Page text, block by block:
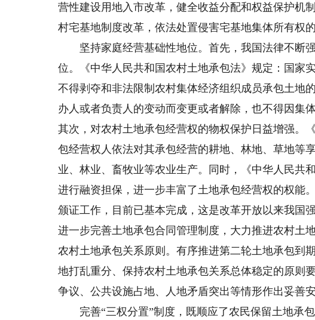
营性建设用地入市改革，健全收益分配和权益保护机
村宅基地制度改革，依法处置侵害宅基地集体所有权的
坚持家庭经营基础性地位。首先，我国法律不断
位。《中华人民共和国农村土地承包法》规定：国家
不得剥夺和非法限制农村集体经济组织成员承包土地
办人或者负责人的变动而变更或者解除，也不得因集
其次，对农村土地承包经营权的物权保护日益增强。
包经营权人依法对其承包经营的耕地、林地、草地等
业、林业、畜牧业等农业生产。同时，《中华人民共
进行融资担保，进一步丰富了土地承包经营权的权能
颁证工作，目前已基本完成，这是改革开放以来我国
进一步完善土地承包合同管理制度，大力推进农村土
农村土地承包关系原则。有序推进第二轮土地承包到
地打乱重分、保持农村土地承包关系总体稳定的原则
争议、公共设施占地、人地矛盾突出等情形作出妥善
完善“三权分置”制度，既顺应了农民保留土地承